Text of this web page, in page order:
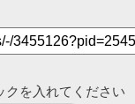
クを入れてください